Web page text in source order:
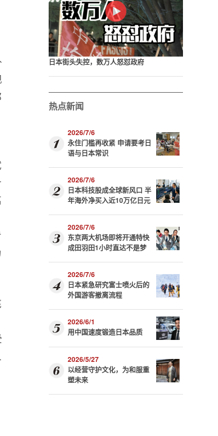
日本街头失控，数万人怒怼政府
热点新闻
2026/7/6
永住门槛再收紧 申请要考日
语与日本常识
2026/7/6
日本科技股成全球新风口 半
年海外净买入近10万亿日元
2026/7/6
东京两大机场即将开通特快
成田羽田1小时直达不是梦
2026/7/6
日本紧急研究富士喷火后的
外国游客撤离流程
2026/6/1
用中国速度锻造日本品质
2026/5/27
以经营守护文化，为和服重
塑未来